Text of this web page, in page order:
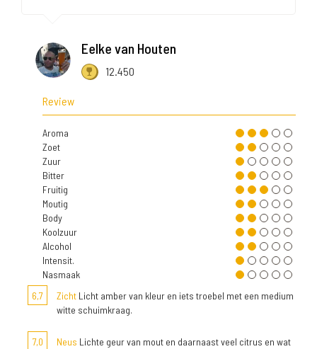
Eelke van Houten
12.450
Review
Aroma
Zoet
Zuur
Bitter
Fruitig
Moutig
Body
Koolzuur
Alcohol
Intensit.
Nasmaak
6,7
Zicht Licht amber van kleur en iets troebel met een medium
witte schuimkraag.
7,0 Neus Lichte geur van mout en daarnaast veel citrus en wat